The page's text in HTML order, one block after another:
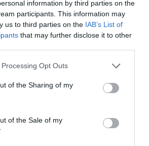
information by third parties on the
participants. This information may
us to third parties on the IAB’s List of
that may further disclose it to other
Opt Outs
of the Sharing of my
of the Sale of my
kifejezések laza